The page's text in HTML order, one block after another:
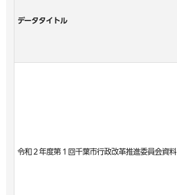
データタイトル
令和２年度第１回千葉市行政改革推進委員会資料